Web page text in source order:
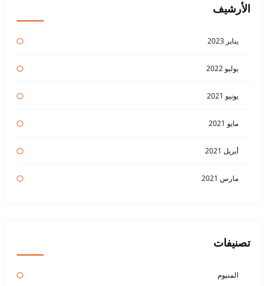
الأرشيف
يناير 2023
يوليو 2022
يونيو 2021
مايو 2021
أبريل 2021
مارس 2021
تصنيفات
المنيوم